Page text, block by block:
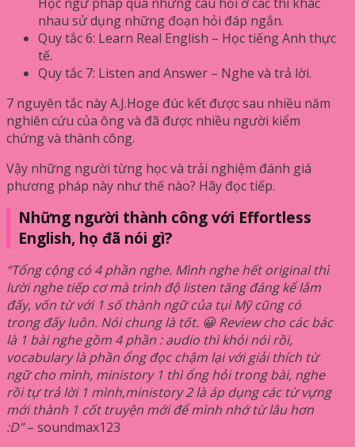
nhau sử dụng những đoạn hỏi đáp ngắn.
Quy tắc 6: Learn Real English – Học tiếng Anh thực
tế.
Quy tắc 7: Listen and Answer – Nghe và trả lời.
7 nguyên tắc này A.J.Hoge đúc kết được sau nhiều năm
nghiên cứu của ông và đã được nhiều người kiểm
chứng và thành công.
Vậy những người từng học và trải nghiệm đánh giá
phương pháp này như thế nào? Hãy đọc tiếp.
Những người thành công với Effortless
English, họ đã nói gì?
“Tổng cộng có 4 phần nghe. Mình nghe hết original thì
lười nghe tiếp cơ mà trình độ listen tăng đáng kể lắm
đấy, vốn từ với 1 số thành ngữ của tụi Mỹ cũng có
trong đấy luôn. Nói chung là tốt. 😀 Review cho các bác
là 1 bài nghe gồm 4 phần : audio thì khỏi nói rồi,
vocabulary là phần ổng đọc chậm lại với giải thích từ
ngữ cho mình, ministory 1 thì ổng hỏi trong bài, nghe
rồi tự trả lời 1 mình,ministory 2 là áp dụng các từ vựng
mới thành 1 cốt truyện mới để mình nhớ từ lâu hơn
:D”– soundmax123